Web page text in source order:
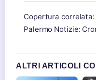
Copertura correlata:
Palermo Notizie:
ALTRI ARTICOLI